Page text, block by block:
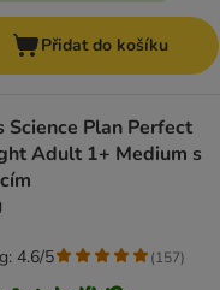
Přidat do košíku
Science Plan Perfect
Adult 1+ Medium s
4.6/5 (157)